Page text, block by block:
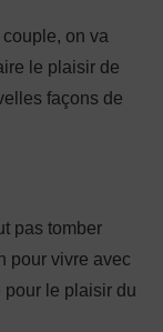
on va
le plaisir de
façons de
pas tomber
pour vivre avec
pour le plaisir du